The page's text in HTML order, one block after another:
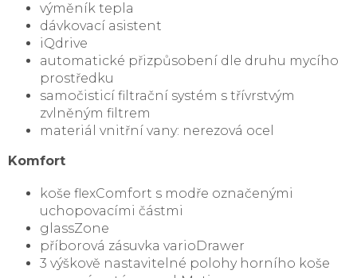
výměník tepla
dávkovací asistent
iQdrive
automatické přizpůsobení dle druhu mycího
prostředku
samočisticí filtrační systém s třívrstvým
zvlněným filtrem
materiál vnitřní vany: nerezová ocel
Komfort
koše flexComfort s modře označenými
uchopovacími částmi
glassZone
příborová zásuvka varioDrawer
3 výškově nastavitelné polohy horního koše